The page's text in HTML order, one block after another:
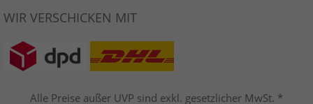
WIR VERSCHICKEN MIT
Alle Preise außer UVP sind exkl. gesetzlicher MwSt. *